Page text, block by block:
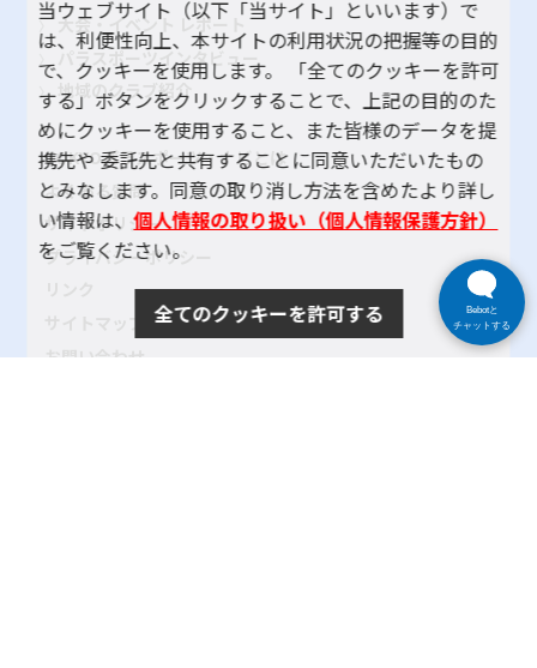
大会・イベント レポート
パラスポーツインタビュー
地域のクラブ紹介
TOKYOパラスポーツ・ナビとは
よくある質問
サイトポリシー
プライバシーポリシー
お問い合わせ
当ウェブサイト（以下「当サイト」といいます）で
は、利便性向上、本サイトの利用状況の把握等の目的
で、クッキーを使用します。 「全てのクッキーを許可
する」ボタンをクリックすることで、上記の目的のた
めにクッキーを使用すること、また皆様のデータを提
携先や 委託先と共有することに同意いただいたもの
とみなします。同意の取り消し方法を含めたより詳し
い情報は、個人情報の取り扱い（個人情報保護方針）
をご覧ください。
全てのクッキーを許可する
Bebotと
チャットする